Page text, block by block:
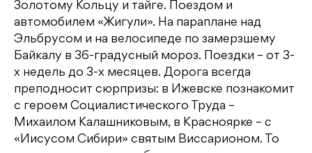
Золотому Кольцу и тайге. Поездом и
автомобилем «Жигули». На параплане над
Эльбрусом и на велосипеде по замерзшему
Байкалу в 36-градусный мороз. Поездки – от 3-
х недель до 3-х месяцев. Дорога всегда
преподносит сюрпризы: в Ижевске познакомит
с героем Социалистического Труда –
Михаилом Калашниковым, в Красноярке – с
«Иисусом Сибири» святым Виссарионом. То